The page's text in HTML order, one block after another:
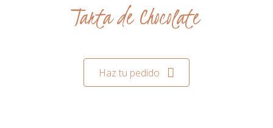
Tarta de Chocolate
Haz tu pedido